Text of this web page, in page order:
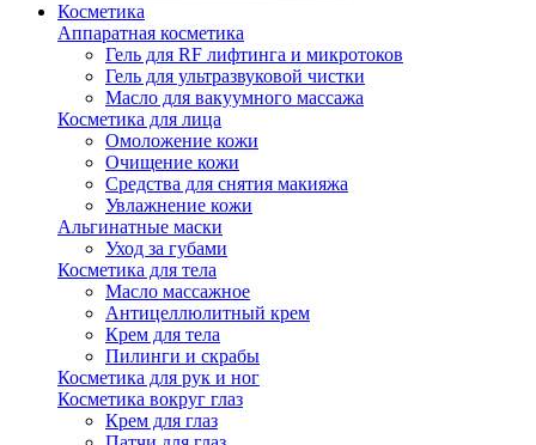
Косметика
Аппаратная косметика
Гель для RF лифтинга и микротоков
Гель для ультразвуковой чистки
Масло для вакуумного массажа
Косметика для лица
Омоложение кожи
Очищение кожи
Средства для снятия макияжа
Увлажнение кожи
Альгинатные маски
Уход за губами
Косметика для тела
Масло массажное
Антицеллюлитный крем
Крем для тела
Пилинги и скрабы
Косметика для рук и ног
Косметика вокруг глаз
Крем для глаз